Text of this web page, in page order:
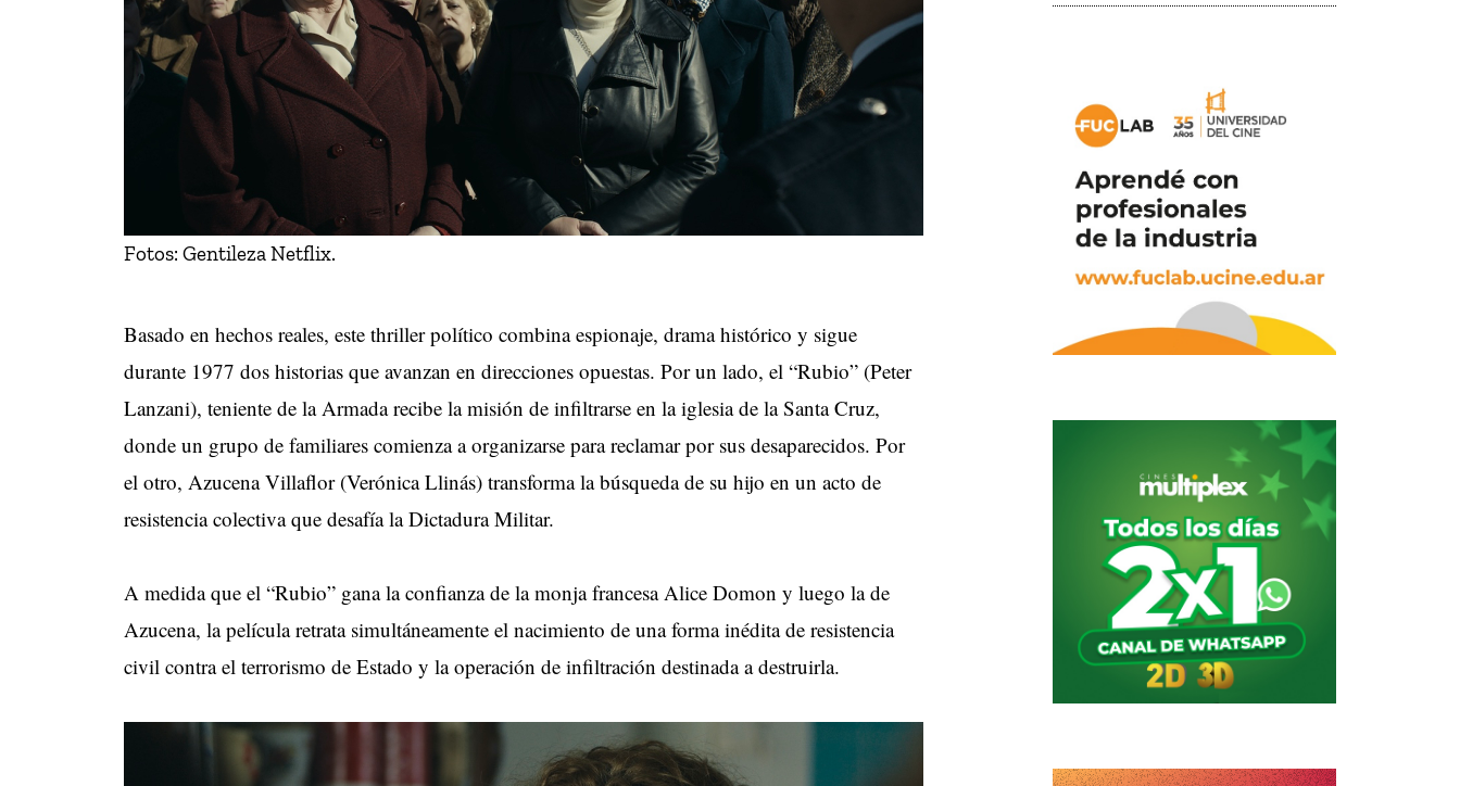
Fotos: Gentileza Netflix.
Basado en hechos reales, este thriller político combina espionaje, drama histórico y sigue
durante 1977 dos historias que avanzan en direcciones opuestas. Por un lado, el “Rubio” (Peter
Lanzani), teniente de la Armada recibe la misión de infiltrarse en la iglesia de la Santa Cruz,
donde un grupo de familiares comienza a organizarse para reclamar por sus desaparecidos. Por
el otro, Azucena Villaflor (Verónica Llinás) transforma la búsqueda de su hijo en un acto de
resistencia colectiva que desafía la Dictadura Militar.
A medida que el “Rubio” gana la confianza de la monja francesa Alice Domon y luego la de
Azucena, la película retrata simultáneamente el nacimiento de una forma inédita de resistencia
civil contra el terrorismo de Estado y la operación de infiltración destinada a destruirla.